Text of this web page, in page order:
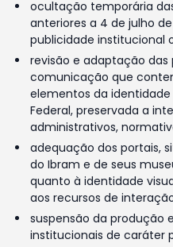
ocultação temporária
anteriores a 4 de julho
publicidade institucional
revisão e adaptação das
comunicação que
elementos da
Federal, preservada a
administrativos,
adequação dos portais,
do Ibram e de seus
quanto à identidade
aos recursos de
suspensão da produção
institucionais de caráter